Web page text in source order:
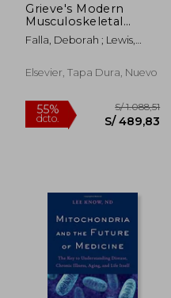
Grieve's Modern
Musculoskeletal
Physiotherapy (en
Inglés)
Falla, Deborah ; Lewis,
Christopher
Elsevier, Tapa Dura, Nuevo
dcto. S/ 489,83